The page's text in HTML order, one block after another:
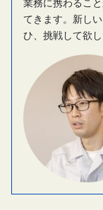
てきます。新し
ひ、挑戦して欲し